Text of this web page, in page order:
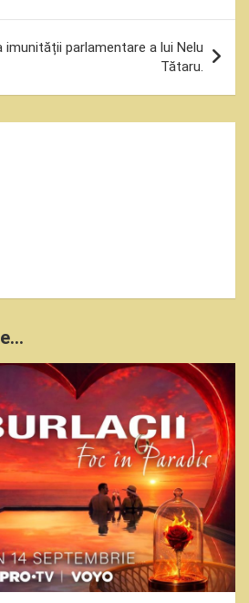
imunității parlamentare a lui Nelu
Tătaru.